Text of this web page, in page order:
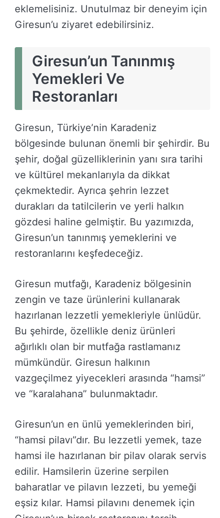
eklemelisiniz. Unutulmaz bir deneyim için
Giresun’u ziyaret edebilirsiniz.
Giresun’un Tanınmış
Yemekleri Ve
Restoranları
Giresun, Türkiye’nin Karadeniz
bölgesinde bulunan önemli bir şehirdir. Bu
şehir, doğal güzelliklerinin yanı sıra tarihi
ve kültürel mekanlarıyla da dikkat
çekmektedir. Ayrıca şehrin lezzet
durakları da tatilcilerin ve yerli halkın
gözdesi haline gelmiştir. Bu yazımızda,
Giresun’un tanınmış yemeklerini ve
restoranlarını keşfedeceğiz.
Giresun mutfağı, Karadeniz bölgesinin
zengin ve taze ürünlerini kullanarak
hazırlanan lezzetli yemekleriyle ünlüdür.
Bu şehirde, özellikle deniz ürünleri
ağırlıklı olan bir mutfağa rastlamanız
mümkündür. Giresun halkının
vazgeçilmez yiyecekleri arasında “hamsi”
ve “karalahana” bulunmaktadır.
Giresun’un en ünlü yemeklerinden biri,
“hamsi pilavı”dır. Bu lezzetli yemek, taze
hamsi ile hazırlanan bir pilav olarak servis
edilir. Hamsilerin üzerine serpilen
baharatlar ve pilavın lezzeti, bu yemeği
eşsiz kılar. Hamsi pilavını denemek için